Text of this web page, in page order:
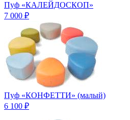
Пуф «КАЛЕЙДОСКОП»
7 000 ₽
Пуф «КОНФЕТТИ» (малый)
6 100 ₽